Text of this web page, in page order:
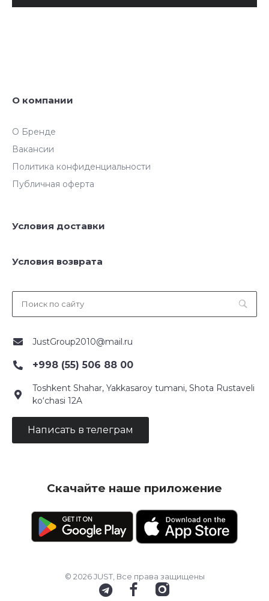
О компании
О Бренде
Вакансии
Политика конфиденциальности
Публичная оферта
Условия доставки
Условия возврата
JustGroup2010@mail.ru
+998 (55) 506 88 00
Toshkent Shahar, Yakkasaroy tumani, Shota Rustaveli
ko‘chasi 12A
Написать в телеграм
Скачайте наше приложение
© 2026 JUST, Все права защищены